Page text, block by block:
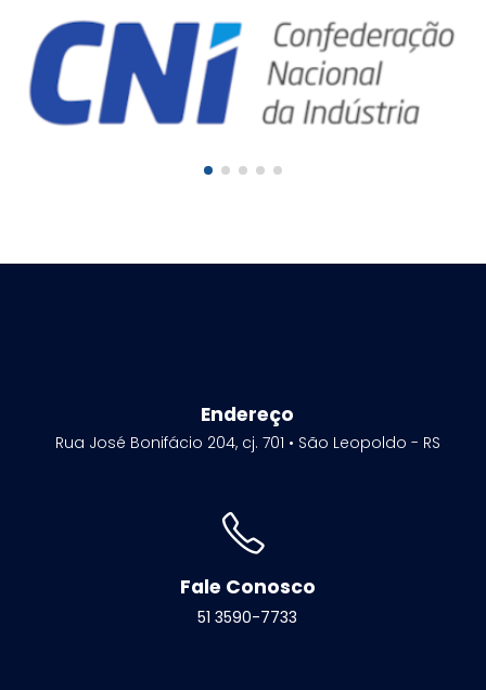
Endereço
Rua José Bonifácio 204, cj. 701 • São Leopoldo - RS
Fale Conosco
51 3590-7733